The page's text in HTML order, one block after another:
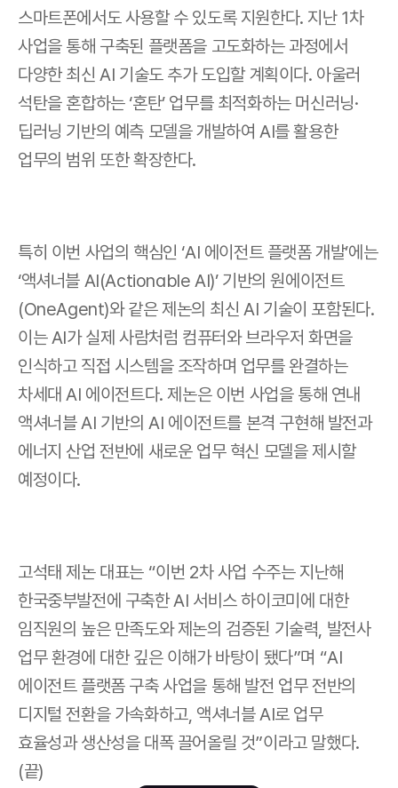
스마트폰에서도 사용할 수 있도록 지원한다. 지난 1차
사업을 통해 구축된 플랫폼을 고도화하는 과정에서
다양한 최신 AI 기술도 추가 도입할 계획이다. 아울러
석탄을 혼합하는 ‘혼탄’ 업무를 최적화하는 머신러닝·
딥러닝 기반의 예측 모델을 개발하여 AI를 활용한
업무의 범위 또한 확장한다.
특히 이번 사업의 핵심인 ‘AI 에이전트 플랫폼 개발’에는
‘액셔너블 AI(Actionable AI)’ 기반의 원에이전트
(OneAgent)와 같은 제논의 최신 AI 기술이 포함된다.
이는 AI가 실제 사람처럼 컴퓨터와 브라우저 화면을
인식하고 직접 시스템을 조작하며 업무를 완결하는
차세대 AI 에이전트다. 제논은 이번 사업을 통해 연내
액셔너블 AI 기반의 AI 에이전트를 본격 구현해 발전과
에너지 산업 전반에 새로운 업무 혁신 모델을 제시할
예정이다.
고석태 제논 대표는 “이번 2차 사업 수주는 지난해
한국중부발전에 구축한 AI 서비스 하이코미에 대한
임직원의 높은 만족도와 제논의 검증된 기술력, 발전사
업무 환경에 대한 깊은 이해가 바탕이 됐다”며 “AI
에이전트 플랫폼 구축 사업을 통해 발전 업무 전반의
디지털 전환을 가속화하고, 액셔너블 AI로 업무
효율성과 생산성을 대폭 끌어올릴 것”이라고 말했다.
(끝)